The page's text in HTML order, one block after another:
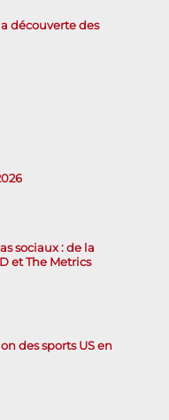
découverte des
sociaux : de la
et The Metrics
des sports US en